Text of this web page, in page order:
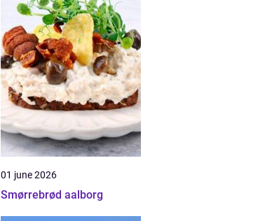
01 june 2026
Smørrebrød aalborg